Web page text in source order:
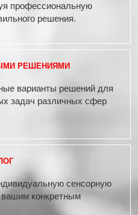
профессиональную
решения.
РЕШЕНИЯМИ
варианты решений для
задач различных сфер
сенсорную
конкретным